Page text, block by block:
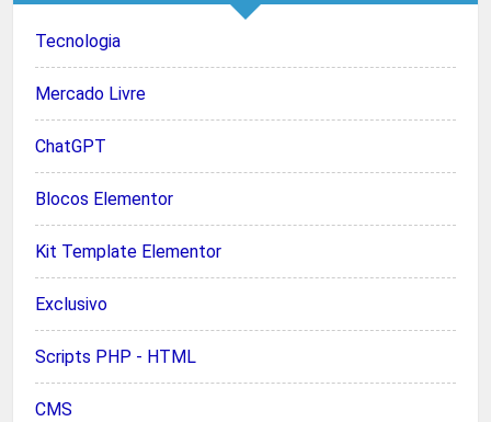
Tecnologia
Mercado Livre
ChatGPT
Blocos Elementor
Kit Template Elementor
Exclusivo
Scripts PHP - HTML
CMS